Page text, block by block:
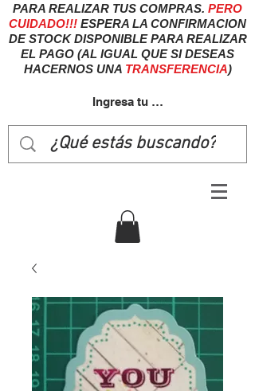
PARA REALIZAR TUS COMPRAS. PERO
CUIDADO!!! ESPERA LA CONFIRMACION
DE STOCK DISPONIBLE PARA REALIZAR
EL PAGO (AL IGUAL QUE SI DESEAS
HACERNOS UNA TRANSFERENCIA)
Ingresa tu usuairo